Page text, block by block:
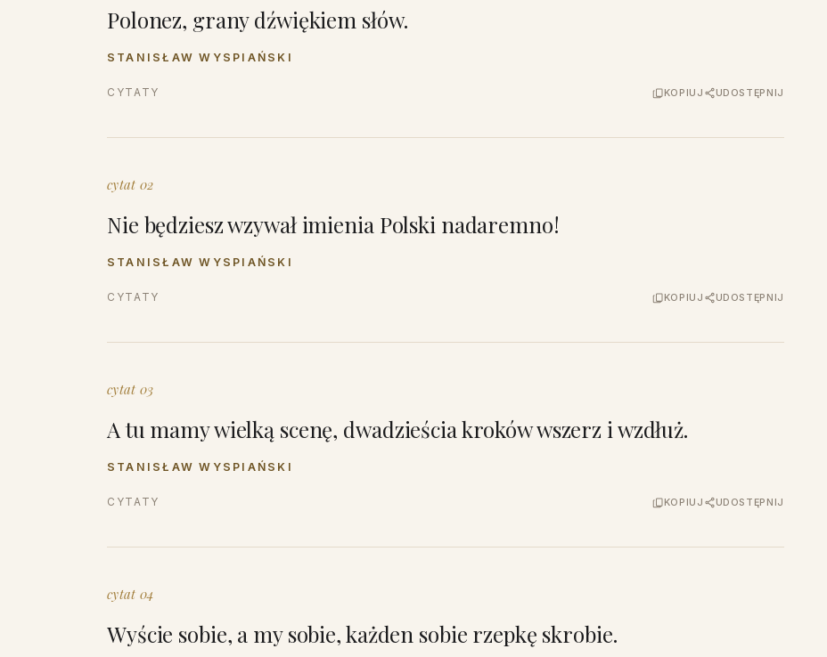
Polonez, grany dźwiękiem słów.
STANISŁAW WYSPIAŃSKI
CYTATY KOPIUJ UDOSTĘPNIJ
cytat 02
Nie będziesz wzywał imienia Polski nadaremno!
STANISŁAW WYSPIAŃSKI
CYTATY KOPIUJ UDOSTĘPNIJ
cytat 03
A tu mamy wielką scenę, dwadzieścia kroków wszerz i wzdłuż.
STANISŁAW WYSPIAŃSKI
CYTATY KOPIUJ UDOSTĘPNIJ
cytat 04
Wyście sobie, a my sobie, każden sobie rzepkę skrobie.